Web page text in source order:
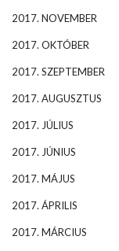
2017. NOVEMBER
2017. OKTÓBER
2017. SZEPTEMBER
2017. AUGUSZTUS
2017. JÚLIUS
2017. JÚNIUS
2017. MÁJUS
2017. ÁPRILIS
2017. MÁRCIUS